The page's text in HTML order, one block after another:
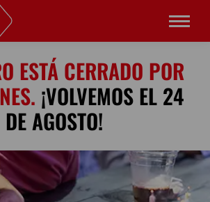
ESTÁ CERRADO POR
¡VOLVEMOS EL 24
DE AGOSTO!